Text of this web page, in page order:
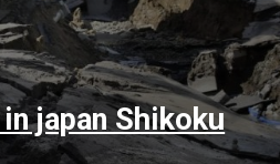
japan Shikoku